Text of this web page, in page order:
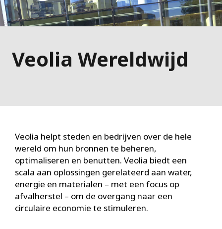
Veolia Wereldwijd
Veolia helpt steden en bedrijven over de hele
wereld om hun bronnen te beheren,
optimaliseren en benutten. Veolia biedt een
scala aan oplossingen gerelateerd aan water,
energie en materialen – met een focus op
afvalherstel – om de overgang naar een
circulaire economie te stimuleren.